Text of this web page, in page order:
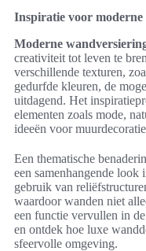
Inspiratie voor
Moderne
creativiteit tot leven te
verschillende texturen,
gedurfde kleuren, de
uitdagend. Het
elementen zoals mode,
ideeën voor
Een thematische
een samenhangende
gebruik van
waardoor wanden niet
een functie vervullen in
en ontdek hoe luxe
sfeervolle omgeving.